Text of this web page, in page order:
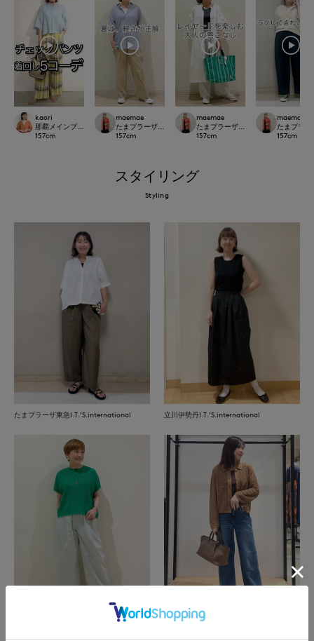
kaori
那覇メインプレイスI.T.'S.international
157cm
maemae
たまプラーザ東急I.T.'S.international
157cm
maemae
たまプラーザ東急I.T.'S.international
157cm
maemae
たまプラ
157cm
スタイリング
Styling
たまプラーザ東急I.T.'S.international 立川伊勢丹I.T.'S.international